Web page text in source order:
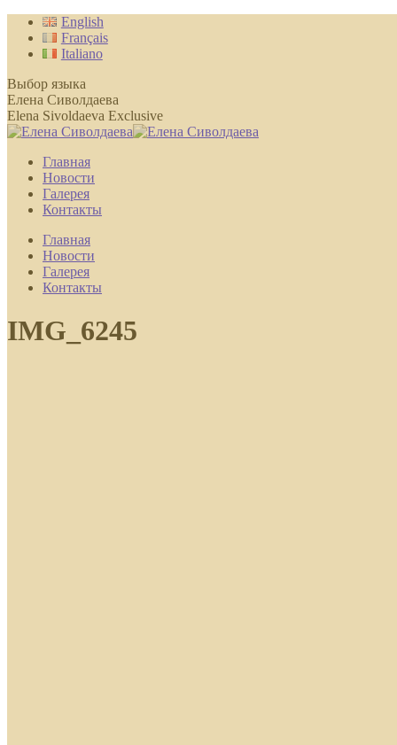
Перейти
содержанию
English
Français
Italiano
Выбор языка
Елена Сиволдаева
Elena Sivoldaeva Exclusive
Главная
Новости
Галерея
Контакты
Главная
Новости
Галерея
Контакты
IMG_6245